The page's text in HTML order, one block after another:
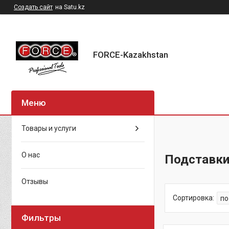
Создать сайт на Satu.kz
FORCE-Kazakhstan
Подставки
Товары и услуги
О нас
Отзывы
Фильтры